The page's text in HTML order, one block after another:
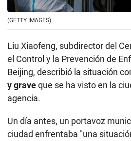
(GETTY IMAGES)
Liu Xiaofeng, subdirector del
el Control y la Prevención de
Beijing, describió la situación
y graveque se ha visto en la
agencia.
Un día antes, un portavoz
ciudad enfrentaba "una